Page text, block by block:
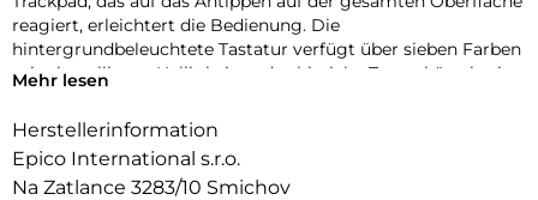
reagiert, erleichtert die Bedienung. Die
hintergrundbeleuchtete Tastatur verfügt über sieben Farben
mit einstellbarer Helligkeit und zahlreiche Tastenkürzel, wie
lange Akkulaufzeit (bis zu 3 Monate im Standby-Modus) und
USB-C auf USB-C-Kabel.
Mehr lesen
Herstellerinformation
Epico International s.r.o.
Na Zatlance 3283/10 Smichov